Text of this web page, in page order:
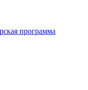
программа